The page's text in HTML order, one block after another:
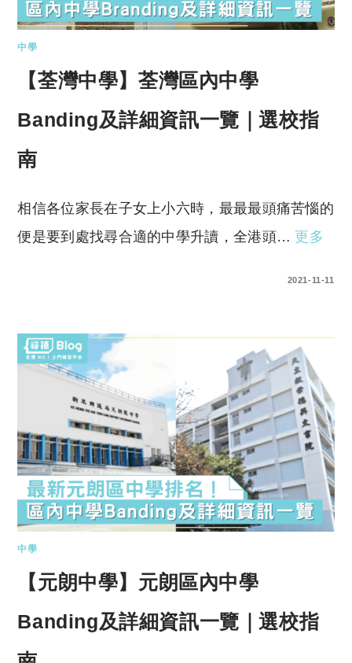
中學
【荃灣中學】荃灣區內中學
Banding及詳細資訊一覽｜選校指
南
相信各位家長在子女上小六時，最最最頭痛苦惱的
便是要到處找尋合適的中學升讀，全港頭… 更多
2021-11-11
中學
【元朗中學】元朗區內中學
Banding及詳細資訊一覽｜選校指